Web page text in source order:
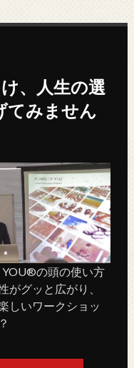
、人生の選
てみません
の頭の使い方
がグッと広がり、
しいワークショッ